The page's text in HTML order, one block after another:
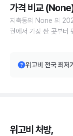
가격 비교
지축동의 None 의
권에서 가장 싼 곳부터
위고비 전국 최저
위고비 처방,